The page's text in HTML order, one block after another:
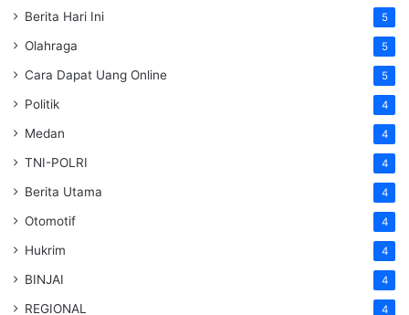
Berita Hari Ini 5
Olahraga 5
Cara Dapat Uang Online 5
Politik 4
Medan 4
TNI-POLRI 4
Berita Utama 4
Otomotif 4
Hukrim 4
BINJAI 4
REGIONAL 4